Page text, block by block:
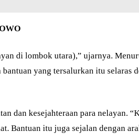
di lombok utara),” ujarnya.
yang tersalurkan itu selaras
dan kesejahteraan para nelayan.
Bantuan itu juga sejalan dengan